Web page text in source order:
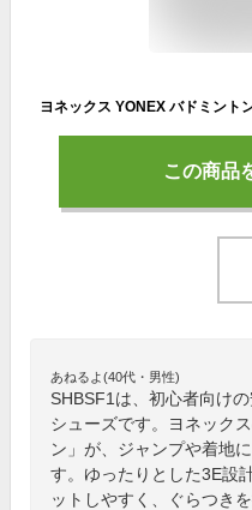
この商品
あねるよ(40代・男性)
SHBSF1は、初心者向け
シューズです。ヨネック
ン」が、ジャンプや着地
す。ゆったりとした3E設
ットしやすく、ぐらつき